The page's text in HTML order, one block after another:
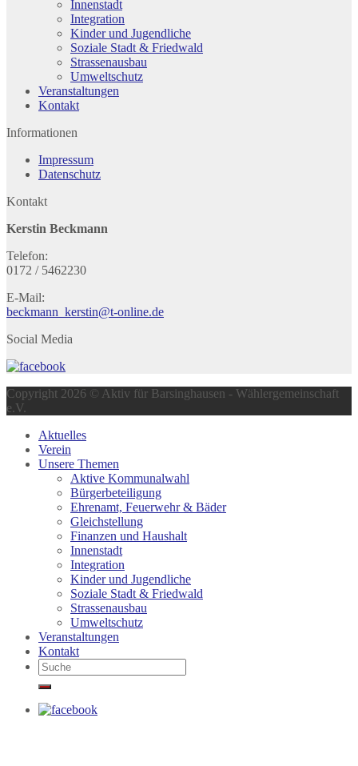
Innenstadt
Integration
Kinder und Jugendliche
Soziale Stadt & Friedwald
Strassenausbau
Umweltschutz
Veranstaltungen
Kontakt
Informationen
Impressum
Datenschutz
Kontakt
Kerstin Beckmann
Telefon:
0172 / 5462230
E-Mail:
beckmann_kerstin@t-online.de
Social Media
Copyright 2026 © Aktiv für Barsinghausen - Wählergemeinschaft
e.V.
Aktuelles
Verein
Unsere Themen
Aktive Kommunalwahl
Bürgerbeteiligung
Ehrenamt, Feuerwehr & Bäder
Gleichstellung
Finanzen und Haushalt
Innenstadt
Integration
Kinder und Jugendliche
Soziale Stadt & Friedwald
Strassenausbau
Umweltschutz
Veranstaltungen
Kontakt